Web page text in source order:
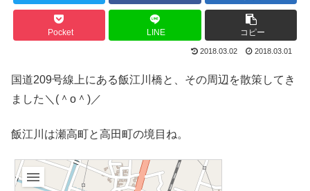
Pocket LINE コピー
2018.03.02 2018.03.01
国道209号線上にある飯江川橋と、その周辺を散策してき
ました＼(＾o＾)／
飯江川は瀬高町と高田町の境目ね。